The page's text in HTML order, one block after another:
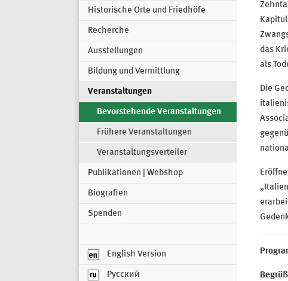
Historische Orte und Friedhöfe
Recherche
Ausstellungen
Bildung und Vermittlung
Veranstaltungen
Bevorstehende Veranstaltungen
Frühere Veranstaltungen
Veranstaltungsverteiler
Publikationen | Webshop
Biografien
Spenden
English Version
Русский
das
als
Die